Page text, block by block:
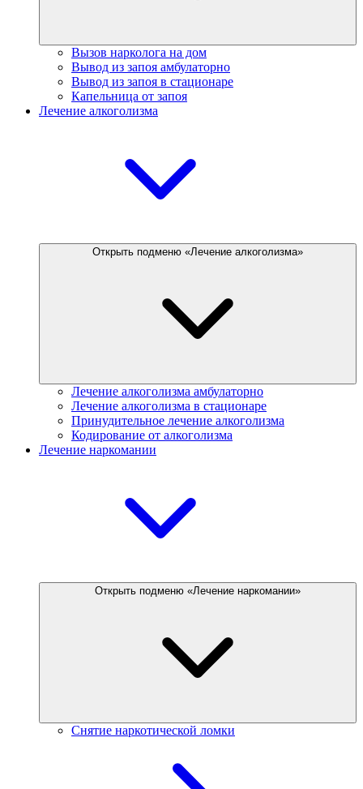
Вызов нарколога на дом
Вывод из запоя амбулаторно
Вывод из запоя в стационаре
Капельница от запоя
Лечение алкоголизма
Открыть подменю «Лечение алкоголизма»
Лечение алкоголизма амбулаторно
Лечение алкоголизма в стационаре
Принудительное лечение алкоголизма
Кодирование от алкоголизма
Лечение наркомании
Открыть подменю «Лечение наркомании»
Снятие наркотической ломки